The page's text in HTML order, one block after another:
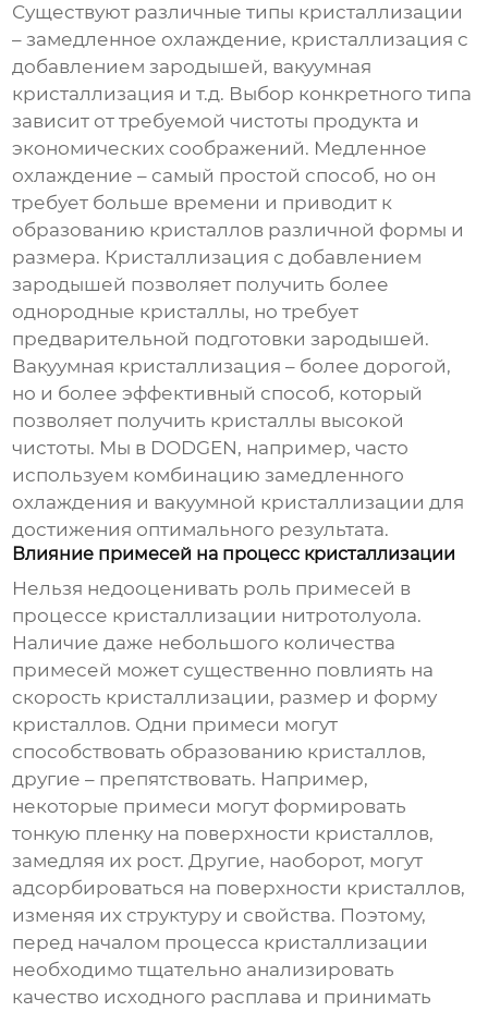
Существуют различные типы кристаллизации
– замедленное охлаждение, кристаллизация с
добавлением зародышей, вакуумная
кристаллизация и т.д. Выбор конкретного типа
зависит от требуемой чистоты продукта и
экономических соображений. Медленное
охлаждение – самый простой способ, но он
требует больше времени и приводит к
образованию кристаллов различной формы и
размера. Кристаллизация с добавлением
зародышей позволяет получить более
однородные кристаллы, но требует
предварительной подготовки зародышей.
Вакуумная кристаллизация – более дорогой,
но и более эффективный способ, который
позволяет получить кристаллы высокой
чистоты. Мы в DODGEN, например, часто
используем комбинацию замедленного
охлаждения и вакуумной кристаллизации для
достижения оптимального результата.
Влияние примесей на процесс кристаллизации
Нельзя недооценивать роль примесей в
процессе кристаллизации нитротолуола.
Наличие даже небольшого количества
примесей может существенно повлиять на
скорость кристаллизации, размер и форму
кристаллов. Одни примеси могут
способствовать образованию кристаллов,
другие – препятствовать. Например,
некоторые примеси могут формировать
тонкую пленку на поверхности кристаллов,
замедляя их рост. Другие, наоборот, могут
адсорбироваться на поверхности кристаллов,
изменяя их структуру и свойства. Поэтому,
перед началом процесса кристаллизации
необходимо тщательно анализировать
качество исходного расплава и принимать